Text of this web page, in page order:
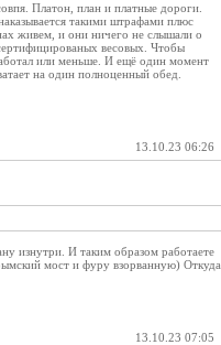
Платон, план и платные дороги.
такими штрафами плюс
живем, и они ничего не слышали о
весовых. Чтобы
или меньше. И ещё один момент
на один полноценный обед.
13.10.23 06:26
изнутри. И таким образом работаете
мост и фуру взорванную) Откуда
13.10.23 07:05